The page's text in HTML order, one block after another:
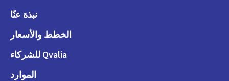
نبذة عنّا
الخطط والأسعار
Qvalia للشركاء
الموارد